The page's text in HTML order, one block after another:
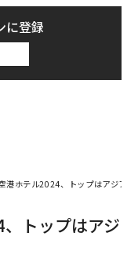
に登録
港ホテル2024、トップはアジアの
トップはアジ